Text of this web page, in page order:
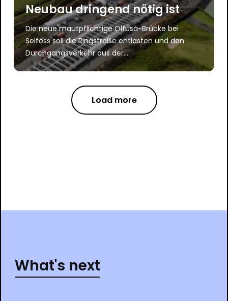
Neubau dringend nötig ist
Die neue mautpflichtige Ölfusá-Brücke bei
Selfoss soll die Ringstraße entlasten und den
Durchgangsverkehr aus der...
Load more
What's next